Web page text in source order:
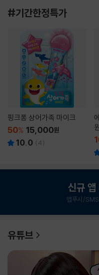
#기간한정특가
핑크퐁 상어가족 마이크
50% 15,000원
10.0 (4)
신규
앱푸시/
유튜브